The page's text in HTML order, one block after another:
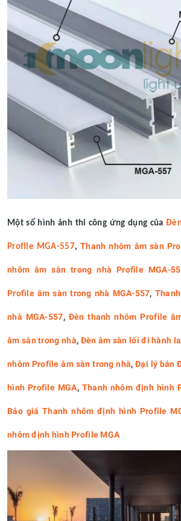
Một số hình ảnh thi công ứng dụng của
Profile MGA-557,Thanh nhôm âm sàn
nhôm âm sàn trong nhà Profile MGA-
Profile âm sàn trong nhà MGA-557,
nhà MGA-557, Đèn thanh nhôm Profile
âm sàn trong nhà, Đèn âm sàn lối đi hành
nhôm Profile âm sàn trong nhà,Đại lý bán
hình Profile MGA, Thanh nhôm định hình
Báo giá Thanh nhôm định hình Profile
nhôm định hình Profile MGA